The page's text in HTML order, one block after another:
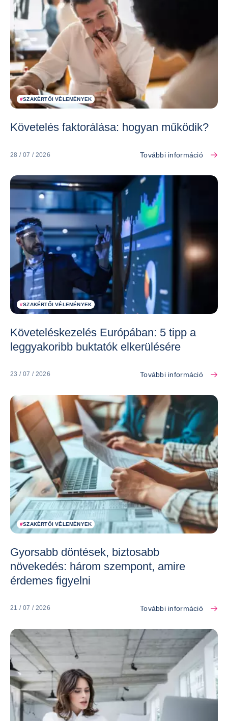
#SZAKÉRTŐI VÉLEMÉNYEK
Követelés faktorálása: hogyan működik?
28 / 07 / 2026 További információ
#SZAKÉRTŐI VÉLEMÉNYEK
Követeléskezelés Európában: 5 tipp a
leggyakoribb buktatók elkerülésére
23 / 07 / 2026 További információ
#SZAKÉRTŐI VÉLEMÉNYEK
Gyorsabb döntések, biztosabb
növekedés: három szempont, amire
érdemes figyelni
21 / 07 / 2026 További információ